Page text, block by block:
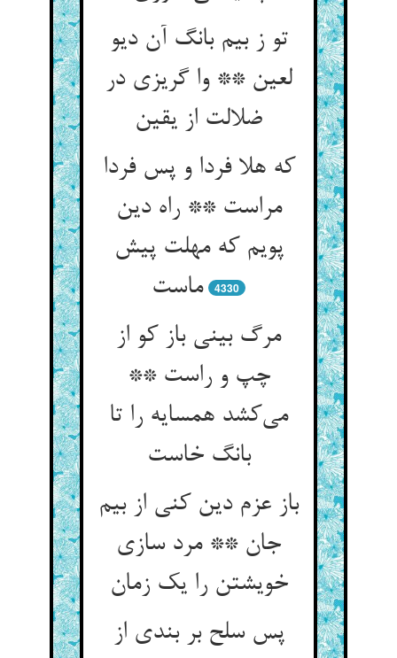
تو ز بیم بانگ آن دیو
لعین ** وا گریزی در
ضلالت از یقین
که هلا فردا و پس فردا
مراست ** راه دین
پویم که مهلت پیش
ماست
4330
مرگ بینی باز کو از
چپ و راست **
می‌کشد همسایه را تا
بانگ خاست
باز عزم دین کنی از بیم
جان ** مرد سازی
خویشتن را یک زمان
پس سلح بر بندی از